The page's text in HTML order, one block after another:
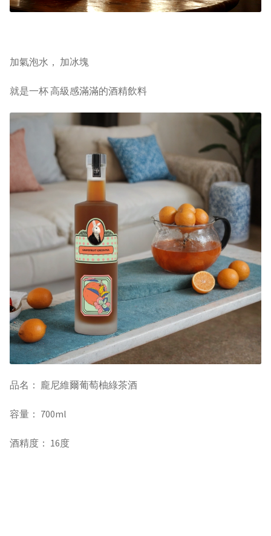
加氣泡水， 加冰塊
就是一杯 高級感滿滿的酒精飲料
品名： 龐尼維爾葡萄柚綠茶酒
容量： 700ml
酒精度： 16度